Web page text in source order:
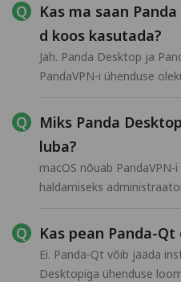
Kas ma saan
d koos kasutada?
Jah. Panda Desktop ja
PandaVPN-i ühenduse
Miks Panda
luba?
macOS nõuab
haldamiseks
Kas pean Panda-
Ei. Panda-Qt võib jääda
Desktopiga ühenduse